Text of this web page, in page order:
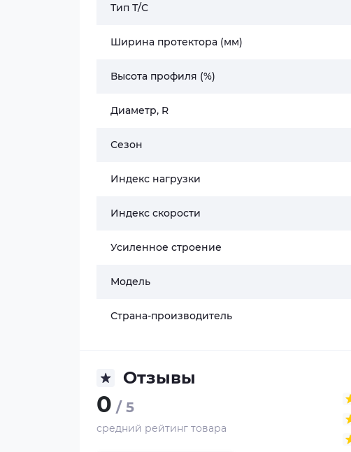
Тип Т/С
Ширина протектора (мм)
Высота профиля (%)
Диаметр, R
Сезон
Индекс нагрузки
Индекс скорости
Усиленное строение
Модель
Страна-производитель
Отзывы
0 / 5
средний рейтинг товара